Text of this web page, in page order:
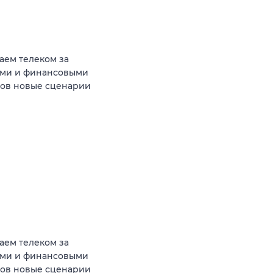
телеком за
и финансовыми
новые сценарии
телеком за
и финансовыми
новые сценарии